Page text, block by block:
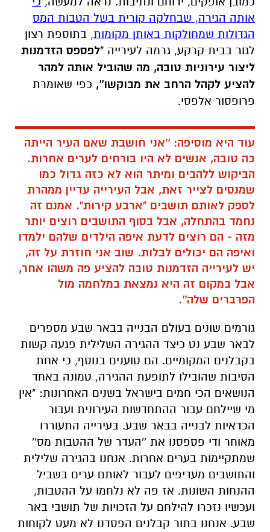
אותה הגירה, שבחלקה קורית בשל הטבות המס
הגדולות שמחולקות באותן מקומות, בתוספת רצון
לגור בבית קרקע, גרמה לעירייה "לפספס הזדמנות
ליצור עירוניות טובה, מה שהוביל אותה למהר
להציע לקהל הרחב את מבוקשו'', כפי שאומרת
פרופסור אלפסי.
עוד היא מוסיפה: ''אני חושבת שאם העיר הייתה
כה טובה, אנשים לא היו בורחים לערים אחרות.
הביקוש ללהבים ומיתר הוא לא כזה גדול כמו
שמנסים לצייר זאת, אבל העירייה עדיין ממהרת
לספק לאותם תושבים "ארבע קירות". אמנם זה
נחמד בהתחלה, אבל בסוף התושבים רוצים יותר
מזה - הם רוצים לדעת איפה הילדים שלהם ילמדו
ואיפה הם יכולים לבלות. שוב אני חוזרת על זה,
יש לעירייה הזדמנות טובה להציע פה משהו אחר,
אבל במקום זה היא נמצאת במלחמה מול
הפרברים שלה''.
גורמים שונים בעולם הבנייה בבאר שבע מספרים
לבאר שבע נט כיצד ההגירה השלילית פגעה קשות
בקבלנים המקומיים. הם טוענים בנוסף, כי אחת
הסיבות שהובילו לתופעת ההגירה, טמונה באחד
הנושאים הכי חמים בישראל בשנים האחרונות: "אין
מי שיילחם עבור ההתחדשות העירונית ועבור
הכדאיות לבנייה בבאר שבע. בעירייה התעוררו
מאוחר ודי פספסנו את ''העדר של ההטבות מס''
שמתקיימות בערים אחרות. אנחנו בהגירה שלילית
והתושבים מעדיפים לעבור לאותם ערים בשביל
ההנחות השונות. אז פה לא נלחמו על ההטבות,
ועכשיו נזכרו להילחם על הזכויות של תושבי באר
שבע. אנחנו בתור קבלנים הפסדנו לא מעט לקוחות